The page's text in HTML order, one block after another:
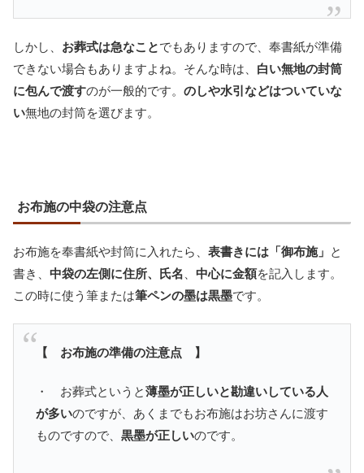
しかし、 お葬式は急なことでもありますので、奉書紙が準備
できない場合もありますよね。そんな時は、 白い無地の封筒
に包んで渡すのが一般的です。 のしや水引などはついていな
い無地の封筒を選びます。
お布施の中袋の注意点
お布施を奉書紙や封筒に入れたら、 表書きには「御布施」 と
書き、 中袋の左側に住所、氏名 中心に金額を記入します。
この時に使う筆または筆ペンの墨は黒墨です。
【 お布施の準備の注意点 】
・ お葬式というと薄墨が正しいと勘違いしている人
が多いのですが、あくまでもお布施はお坊さんに渡す
ものですので、 黒墨が正しいのです。